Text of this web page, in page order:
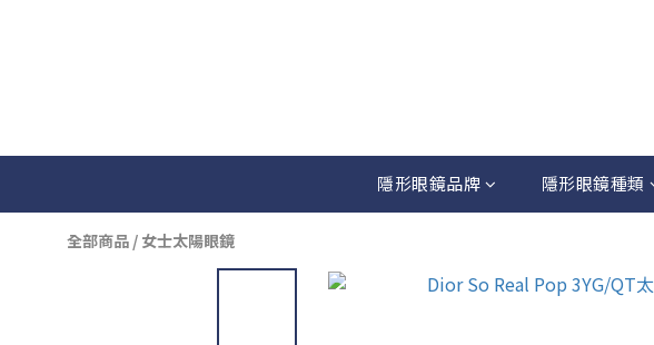
隱形眼鏡品牌 隱形眼鏡種類
全部商品 / 女士太陽眼鏡